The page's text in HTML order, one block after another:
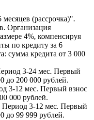
(рассрочка)".
Организация
4%, компенсируя
по кредиту за 6
сумма кредита от 3 000
3-24 мес. Первый
до 200 000 рублей.
3-12 мес. Первый взнос
000 рублей.
Период 3-12 мес. Первый
до 99 999 рублей.